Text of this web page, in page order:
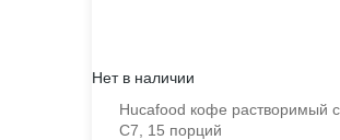
Нет в наличии
Hucafood кофе растворимый
С7, 15 порций